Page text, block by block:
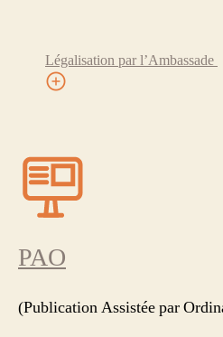
Légalisation par l’Ambassade
PAO
(Publication Assistée par